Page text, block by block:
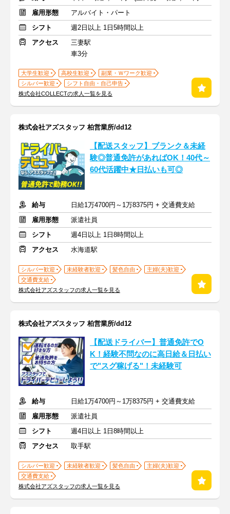
雇用形態
アルバイト・パート
シフト
週2日以上 1日5時間以上
アクセス
三妻駅
車3分
大学生歓迎 高校生歓迎
副業・Ｗワーク歓迎
シルバー歓迎
シフト自由・自己申告
株式会社COLLECTの求人一覧を見る
株式会社アズスタッフ 柏営業所/dd12
【配送スタッフ】ブランク＆未経
験◎普通免許があればOK！40代～
60代活躍中★日払いも可◎
給与
日給1万4700円～1万8375円 + 交通費支給
雇用形態
派遣社員
シフト
週4日以上 1日8時間以上
アクセス
水海道駅
シルバー歓迎 未経験者歓迎 髪色自由
主婦(夫)歓迎
交通費支給
株式会社アズスタッフの求人一覧を見る
株式会社アズスタッフ 柏営業所/dd12
【配送ドライバー】普通免許でO
K！経験不問なのに高日給＆日払い
で"スグ稼げる"！未経験可
給与
日給1万4700円～1万8375円 + 交通費支給
雇用形態
派遣社員
シフト
週4日以上 1日8時間以上
アクセス
取手駅
シルバー歓迎 未経験者歓迎 髪色自由
主婦(夫)歓迎
交通費支給
株式会社アズスタッフの求人一覧を見る